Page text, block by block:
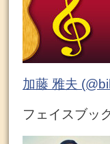
加藤 雅夫
フェイスブッ